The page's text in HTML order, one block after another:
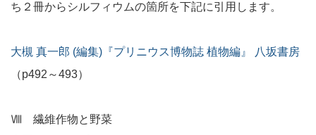
ち２冊からシルフィウムの箇所を下記に引用します。
大槻 真一郎 (編集)『プリニウス博物誌 植物編』 八坂書房
（p492～493）
Ⅷ 繊維作物と野菜